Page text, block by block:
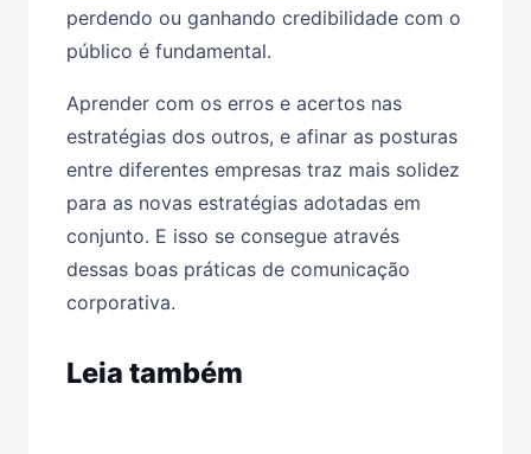
perdendo ou ganhando credibilidade com o
público é fundamental.
Aprender com os erros e acertos nas
estratégias dos outros, e afinar as posturas
entre diferentes empresas traz mais solidez
para as novas estratégias adotadas em
conjunto. E isso se consegue através
dessas boas práticas de comunicação
corporativa.
Leia também